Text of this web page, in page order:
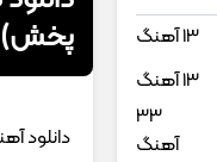
پخش)
دانلود
13 آهنگ
13 آهنگ
33
آهنگ